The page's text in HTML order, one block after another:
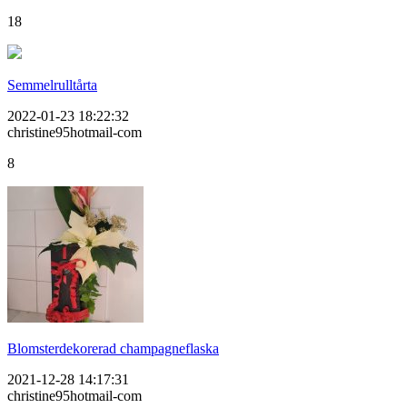
18
Semmelrulltårta
2022-01-23 18:22:32
christine95hotmail-com
8
Blomsterdekorerad champagneflaska
2021-12-28 14:17:31
christine95hotmail-com